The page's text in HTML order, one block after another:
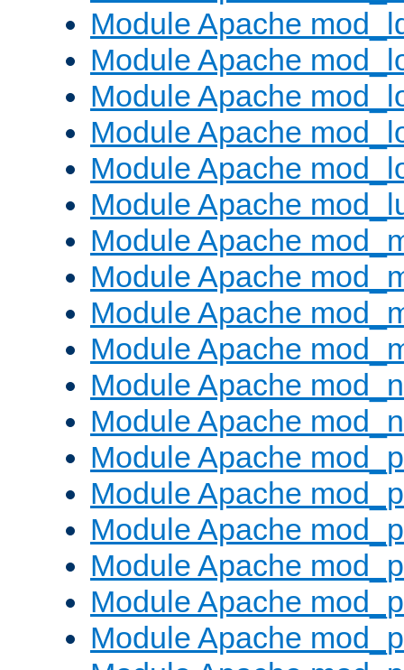
Module Apache
Module Apache
Module Apache
Module Apache
Module Apache
Module Apache
Module Apache
Module Apache
Module Apache
Module Apache
Module Apache
Module Apache
Module Apache
Module Apache
Module Apache
Module Apache
Module Apache
Module Apache